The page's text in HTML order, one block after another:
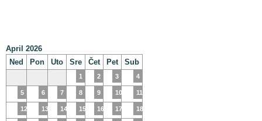
April 2026
Ned
Pon Uto Sre Čet Pet Sub
1 2 3 4
5 6 7 8 9 10 11
12 13 14 15 16 17 18